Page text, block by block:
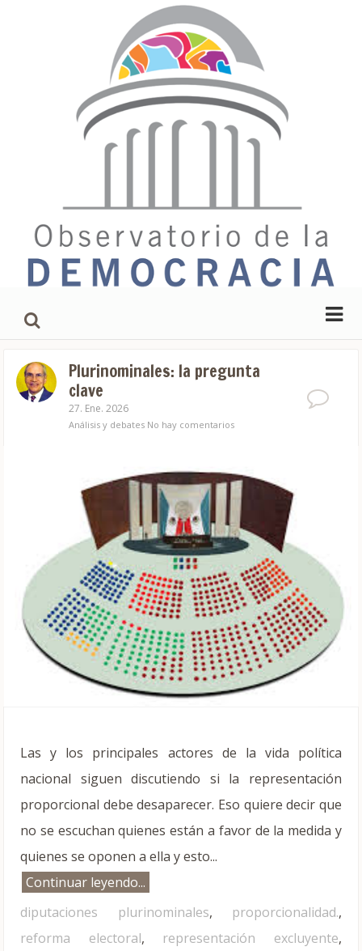
Plurinominales: la pregunta
clave
27. Ene. 2026
Análisis y debates No hay comentarios
Las y los principales actores de la vida política
nacional siguen discutiendo si la representación
proporcional debe desaparecer. Eso quiere decir que
no se escuchan quienes están a favor de la medida y
quienes se oponen a ella y esto...
Continuar leyendo...
diputaciones plurinominales, proporcionalidad.,
reforma electoral, representación excluyente,